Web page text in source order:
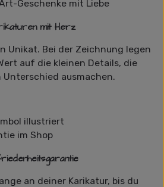
mit Herz
Unikat. Bei der Zeichnung legen
auf die kleinen Details, die
ausmachen.
an deiner Karikatur, bis du